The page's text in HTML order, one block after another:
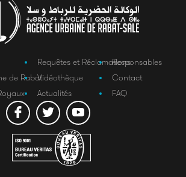
de Rabat
Requêtes et Réclamations
Vidéothèque
Actualités
Responsables
Contact
FAQ